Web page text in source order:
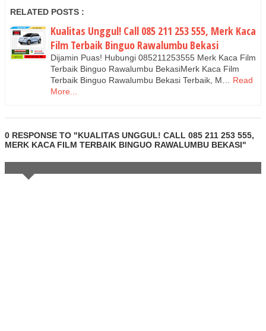
RELATED POSTS :
Kualitas Unggul! Call 085 211 253 555, Merk Kaca
Film Terbaik Binguo Rawalumbu Bekasi
Dijamin Puas! Hubungi 085211253555 Merk Kaca Film
Terbaik Binguo Rawalumbu BekasiMerk Kaca Film
Terbaik Binguo Rawalumbu Bekasi Terbaik, M…
Read
More...
0 RESPONSE TO "KUALITAS UNGGUL! CALL 085 211 253 555,
MERK KACA FILM TERBAIK BINGUO RAWALUMBU BEKASI"